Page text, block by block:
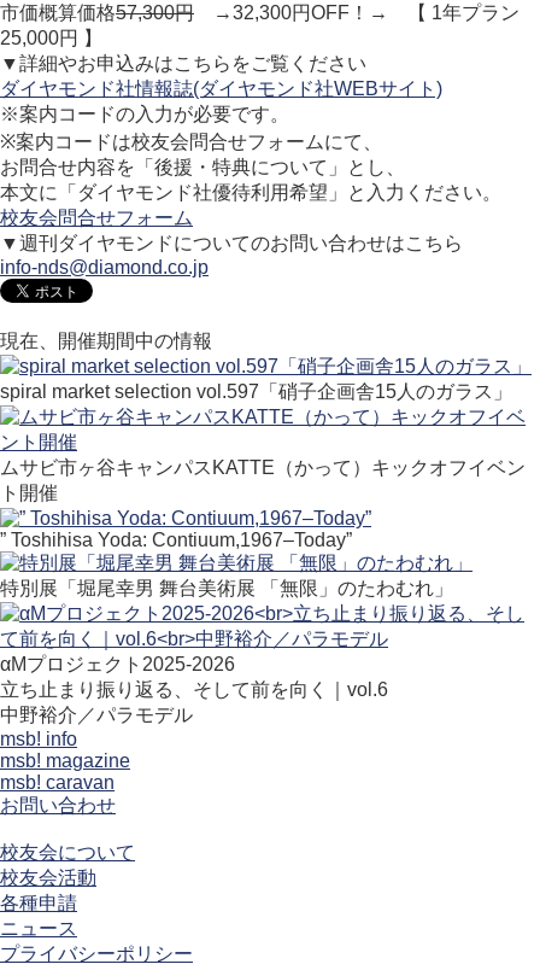
市価概算価格57,300円 →32,300円OFF！→ 【 1年プラン
25,000円 】
▼詳細やお申込みはこちらをご覧ください
ダイヤモンド社情報誌(ダイヤモンド社WEBサイト)
※案内コードの入力が必要です。
※案内コードは校友会問合せフォームにて、
お問合せ内容を「後援・特典について」とし、
本文に「ダイヤモンド社優待利用希望」と入力ください。
校友会問合せフォーム
▼週刊ダイヤモンドについてのお問い合わせはこちら
info-nds@diamond.co.jp
現在、開催期間中の情報
spiral market selection vol.597「硝子企画舎15人のガラス」
ムサビ市ヶ谷キャンパスKATTE（かって）キックオフイベン
ト開催
” Toshihisa Yoda: Contiuum,1967–Today”
特別展「堀尾幸男 舞台美術展 「無限」のたわむれ」
αMプロジェクト2025-2026
立ち止まり振り返る、そして前を向く｜vol.6
中野裕介／パラモデル
msb! info
msb! magazine
msb! caravan
お問い合わせ
校友会について
校友会活動
各種申請
ニュース
プライバシーポリシー